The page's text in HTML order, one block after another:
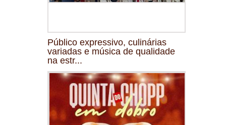
Público expressivo, culinárias
variadas e música de qualidade
na estr...